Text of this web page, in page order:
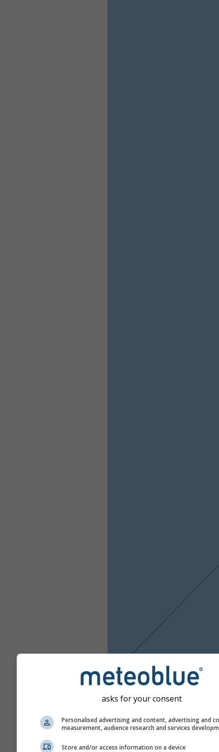
asks for your consent
Personalised advertising and content, advertising and
measurement, audience research and services
Store and/or access information on a device